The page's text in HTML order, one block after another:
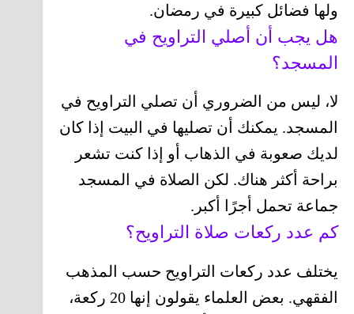
ولها فضائل كبيرة في رمضان.
هل يجب أن أصلي التراويح في
المسجد؟
لا، ليس من الضروري أن تصلي التراويح في
المسجد. يمكنك أن تصليها في البيت إذا كان
لديك صعوبة في الذهاب أو إذا كنت تشعر
براحة أكثر هناك. لكن الصلاة في المسجد
جماعة تحمل أجرًا أكبر.
كم عدد ركعات صلاة التراويح؟
يختلف عدد ركعات التراويح حسب المذهب
الفقهي. بعض العلماء يقولون إنها 20 ركعة،